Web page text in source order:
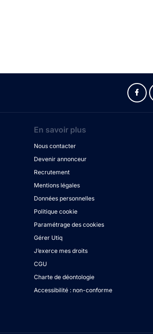
En savoir plus
Nous contacter
Devenir annonceur
Recrutement
Mentions légales
Données personnelles
Politique cookie
Paramétrage des cookies
Gérer Utiq
J’exerce mes droits
CGU
Charte de déontologie
Accessibilité : non-conforme